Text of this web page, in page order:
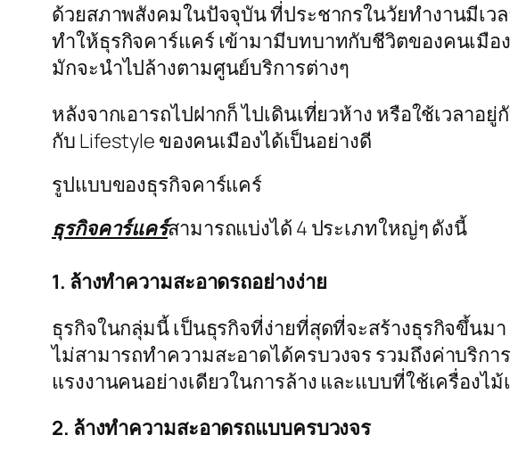
ด้วยสภาพสังคมในปัจจุบัน ที่ประชากรในวัยทำงานมีเว
ทำให้ธุรกิจคาร์แคร์ เข้ามามีบทบาทกับชีวิตของคนเมือ
มักจะนำไปล้างตามศูนย์บริการต่างๆ
หลังจากเอารถไปฝากก็ ไปเดินเที่ยวห้าง หรือใช้เวลา
กับ Lifestyle ของคนเมืองได้เป็นอย่างดี
รูปแบบของธุรกิจคาร์แคร์
ธุรกิจคาร์แคร์สามารถแบ่งได้ 4 ประเภทใหญ่ๆ ดังนี้
1. ล้างทำความสะอาดรถอย่างง่าย
ธุรกิจในกลุ่มนี้ เป็นธุรกิจที่ง่ายที่สุดที่จะสร้างธุรกิจขึ้นม
ไม่สามารถทำความสะอาดได้ครบวงจร รวมถึงค่าบริก
แรงงานคนอย่างเดียวในการล้าง และแบบที่ใช้เครื่องไ
2. ล้างทำความสะอาดรถแบบครบวงจร